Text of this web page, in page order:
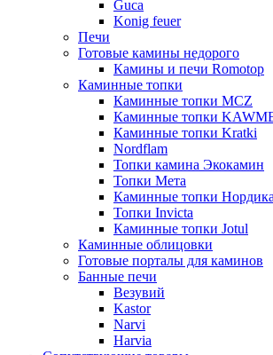
Guca
Konig feuer
Печи
Готовые камины недорого
Камины и печи Romotop
Каминные топки
Каминные топки MCZ
Каминные топки
Каминные топки Kratki
Nordflam
Топки камина Экокамин
Топки Мета
Каминные топки Нордика
Топки Invicta
Каминные топки Jotul
Каминные облицовки
Готовые порталы для каминов
Банные печи
Везувий
Kastor
Narvi
Harvia